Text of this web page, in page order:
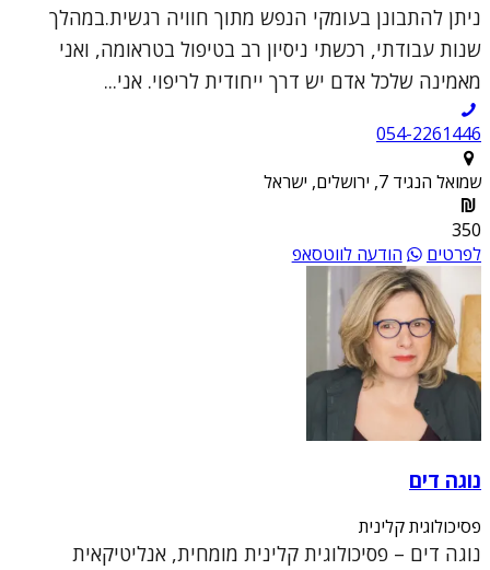
ניתן להתבונן בעומקי הנפש מתוך חוויה רגשית.במהלך
שנות עבודתי, רכשתי ניסיון רב בטיפול בטראומה, ואני
מאמינה שלכל אדם יש דרך ייחודית לריפוי. אני...
054-2261446
שמואל הנגיד 7, ירושלים, ישראל
350
לפרטים
הודעה לווטסאפ
נוגה דים
פסיכולוגית קלינית
נוגה דים – פסיכולוגית קלינית מומחית, אנליטיקאית